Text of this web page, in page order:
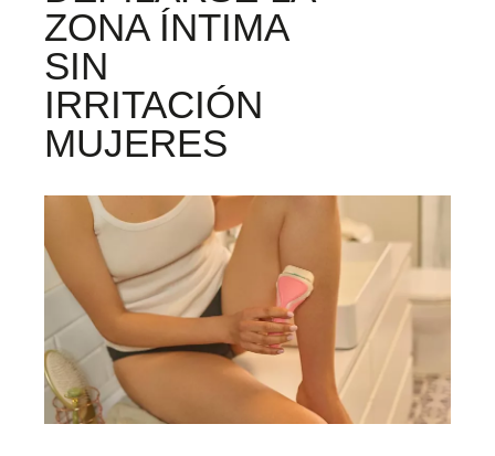
ZONA ÍNTIMA
SIN
IRRITACIÓN
MUJERES